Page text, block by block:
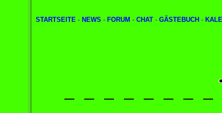
STARTSEITE - NEWS - FORUM - CHAT - GÄSTEBUCH -